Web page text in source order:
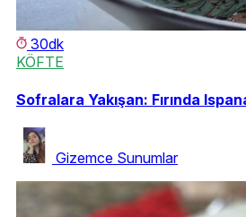
30dk
KÖFTE
Sofralara Yakışan: Fırında
Gizemce Sunumlar